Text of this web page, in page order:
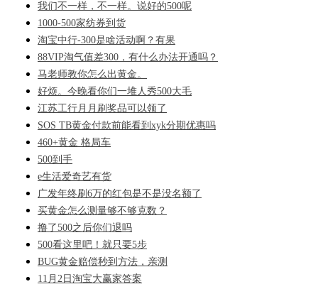
我们不一样，不一样。说好的500呢
1000-500家纺券到货
淘宝中行-300是啥活动啊？有果
88VIP淘气值差300，有什么办法开通吗？
马老师教你怎么出黄金。
好烦。今晚看你们一堆人秀500大毛
江苏工行月月刷奖品可以领了
SOS TB黄金付款前能看到xyk分期优惠吗
460+黄金 格局车
500到手
e生活爱奇艺有货
广发年终刷6万的红包是不是没名额了
买黄金怎么测量够不够克数？
撸了500之后你们退吗
500看这里吧！就只要5步
BUG黄金赔偿秒到方法，亲测
11月2日淘宝大赢家答案